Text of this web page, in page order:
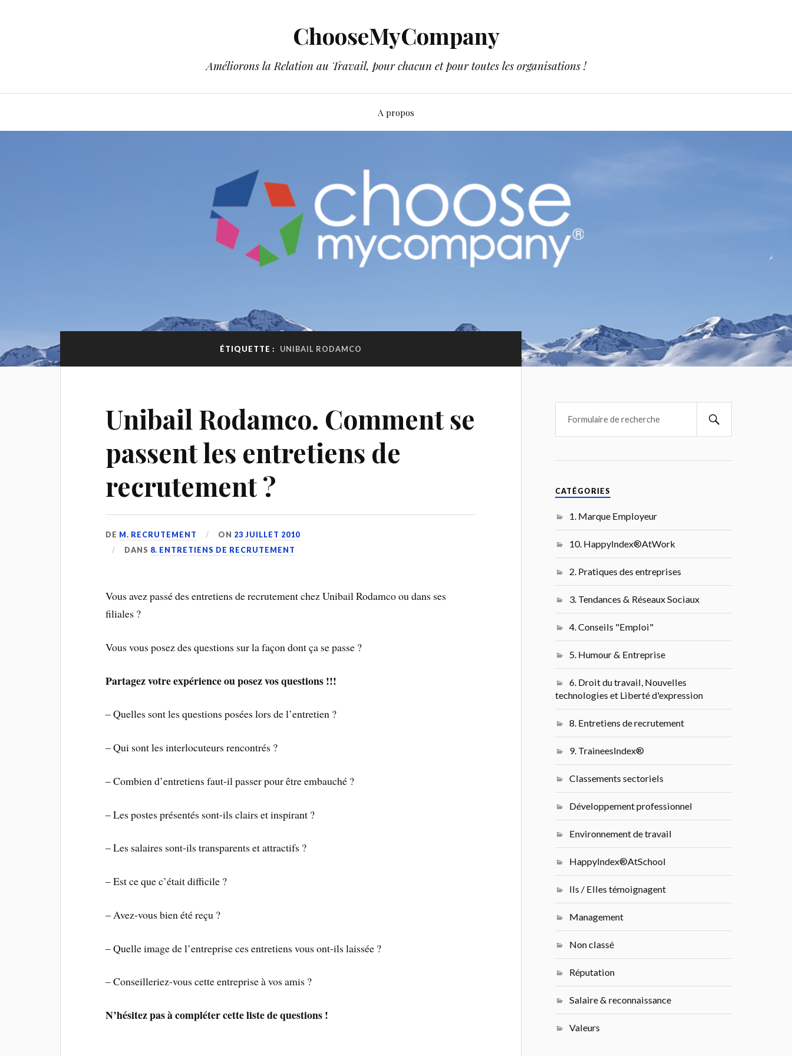
ChooseMyCompany
Améliorons la Relation au Travail, pour chacun et pour toutes les organisations !
A propos
ÉTIQUETTE : UNIBAIL RODAMCO
Unibail Rodamco. Comment se
passent les entretiens de
recrutement ?
DE M. RECRUTEMENT ON 23 JUILLET 2010
DANS 8. ENTRETIENS DE RECRUTEMENT
Vous avez passé des entretiens de recrutement chez Unibail Rodamco ou dans ses
filiales ?
Vous vous posez des questions sur la façon dont ça se passe ?
Partagez votre expérience ou posez vos questions !!!
– Quelles sont les questions posées lors de l’entretien ?
– Qui sont les interlocuteurs rencontrés ?
– Combien d’entretiens faut-il passer pour être embauché ?
– Les postes présentés sont-ils clairs et inspirant ?
– Les salaires sont-ils transparents et attractifs ?
– Est ce que c’était difficile ?
– Avez-vous bien été reçu ?
– Quelle image de l’entreprise ces entretiens vous ont-ils laissée ?
– Conseilleriez-vous cette entreprise à vos amis ?
N’hésitez pas à compléter cette liste de questions !
CATÉGORIES
1. Marque Employeur
10. HappyIndex®AtWork
2. Pratiques des entreprises
3. Tendances & Réseaux Sociaux
4. Conseils "Emploi"
5. Humour & Entreprise
6. Droit du travail, Nouvelles
technologies et Liberté d'expression
8. Entretiens de recrutement
9. TraineesIndex®
Classements sectoriels
Développement professionnel
Environnement de travail
HappyIndex®AtSchool
Ils / Elles témoignagent
Management
Non classé
Réputation
Salaire & reconnaissance
Valeurs